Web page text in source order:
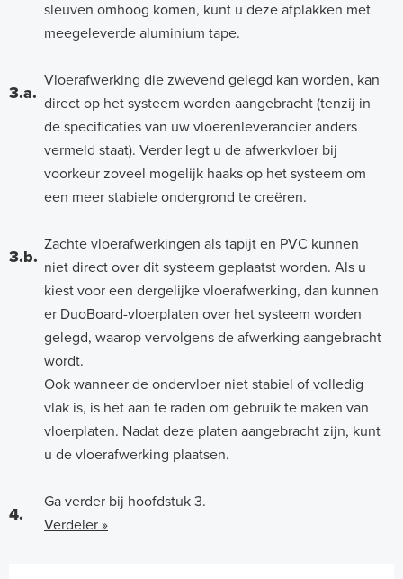
sleuven omhoog komen, kunt u deze afplakken met
meegeleverde aluminium tape.
3.a.
Vloerafwerking die zwevend gelegd kan worden, kan
direct op het systeem worden aangebracht (tenzij in
de specificaties van uw vloerenleverancier anders
vermeld staat). Verder legt u de afwerkvloer bij
voorkeur zoveel mogelijk haaks op het systeem om
een meer stabiele ondergrond te creëren.
3.b.
Zachte vloerafwerkingen als tapijt en PVC kunnen
niet direct over dit systeem geplaatst worden. Als u
kiest voor een dergelijke vloerafwerking, dan kunnen
er DuoBoard-vloerplaten over het systeem worden
gelegd, waarop vervolgens de afwerking aangebracht
wordt.
Ook wanneer de ondervloer niet stabiel of volledig
vlak is, is het aan te raden om gebruik te maken van
vloerplaten. Nadat deze platen aangebracht zijn, kunt
u de vloerafwerking plaatsen.
4.
Ga verder bij hoofdstuk 3.
Verdeler »